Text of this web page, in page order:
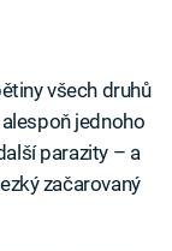
všech druhů
jednoho
parazity – a
začarovaný